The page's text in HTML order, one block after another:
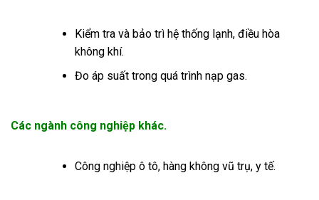
Kiểm tra và bảo trì hệ thống lạnh, điều hòa
không khí.
Đo áp suất trong quá trình nạp gas.
Các ngành công nghiệp khác.
Công nghiệp ô tô, hàng không vũ trụ, y tế.